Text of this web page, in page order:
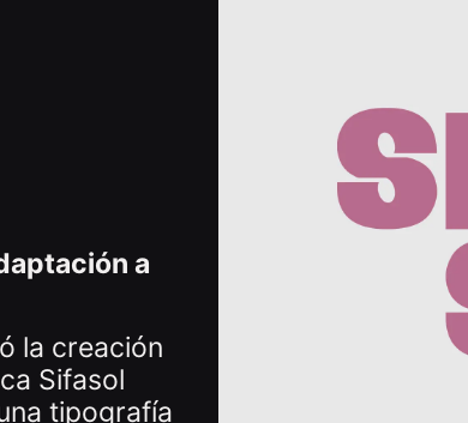
a
la creación
Sifasol
tipografía